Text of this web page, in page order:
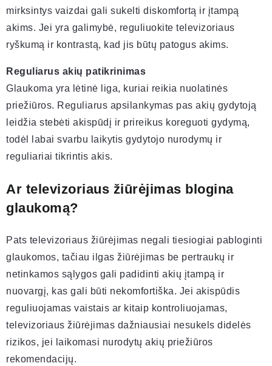
mirksintys vaizdai gali sukelti diskomfortą ir įtampą
akims. Jei yra galimybė, reguliuokite televizoriaus
ryškumą ir kontrastą, kad jis būtų patogus akims.
Reguliarus akių patikrinimas
Glaukoma yra lėtinė liga, kuriai reikia nuolatinės
priežiūros. Reguliarus apsilankymas pas akių gydytoją
leidžia stebėti akispūdį ir prireikus koreguoti gydymą,
todėl labai svarbu laikytis gydytojo nurodymų ir
reguliariai tikrintis akis.
Ar televizoriaus žiūrėjimas blogina
glaukomą?
Pats televizoriaus žiūrėjimas negali tiesiogiai pabloginti
glaukomos, tačiau ilgas žiūrėjimas be pertraukų ir
netinkamos sąlygos gali padidinti akių įtampą ir
nuovargį, kas gali būti nekomfortiška. Jei akispūdis
reguliuojamas vaistais ar kitaip kontroliuojamas,
televizoriaus žiūrėjimas dažniausiai nesukels didelės
rizikos, jei laikomasi nurodytų akių priežiūros
rekomendacijų.